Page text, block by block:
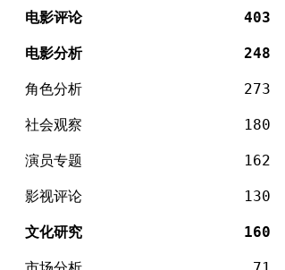
Skip
content
电影评论 403
电影分析 248
角色分析 273
社会观察 180
演员专题 162
影视评论 130
文化研究 160